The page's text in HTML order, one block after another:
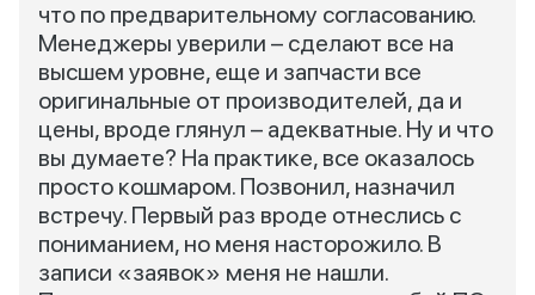
что по предварительному согласованию.
Менеджеры уверили – сделают все на
высшем уровне, еще и запчасти все
оригинальные от производителей, да и
цены, вроде глянул – адекватные. Ну и что
вы думаете? На практике, все оказалось
просто кошмаром. Позвонил, назначил
встречу. Первый раз вроде отнеслись с
пониманием, но меня насторожило. В
записи «заявок» меня не нашли.